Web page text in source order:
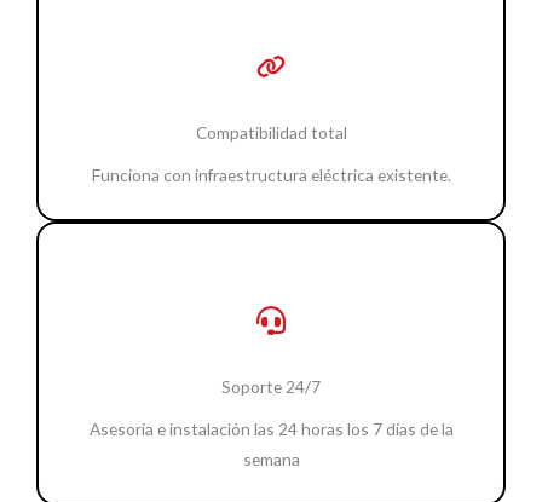
Compatibilidad total
Funciona con infraestructura eléctrica existente.
Soporte 24/7
Asesoría e instalación las 24 horas los 7 días de la
semana